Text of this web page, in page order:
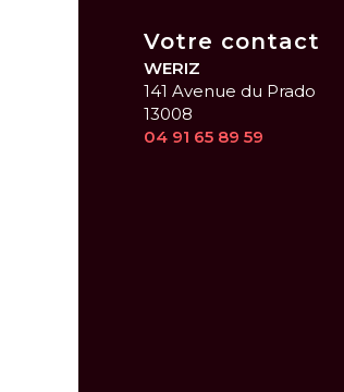
Votre contact
WERIZ
141 Avenue du Prado
13008
04 91 65 89 59